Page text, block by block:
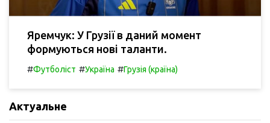
Яремчук: У Грузії в даний момент
формуються нові таланти.
#Футболіст #Україна #Грузія (країна)
Актуальне